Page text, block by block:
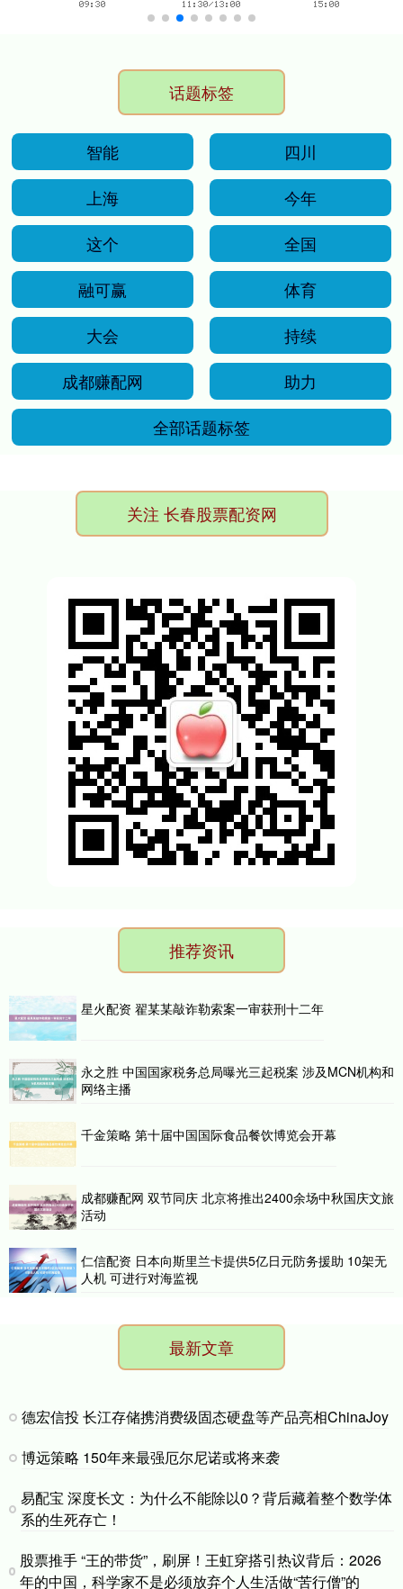
话题标签
智能
四川
上海
今年
这个
全国
融可赢
体育
大会
持续
成都赚配网
助力
全部话题标签
关注 长春股票配资网
推荐资讯
星火配资 翟某某敲诈勒索案一审获刑十二年
永之胜 中国国家税务总局曝光三起税案 涉及MCN机构和
网络主播
千金策略 第十届中国国际食品餐饮博览会开幕
成都赚配网 双节同庆 北京将推出2400余场中秋国庆文旅
活动
仁信配资 日本向斯里兰卡提供5亿日元防务援助 10架无
人机 可进行对海监视
最新文章
德宏信投 长江存储携消费级固态硬盘等产品亮相ChinaJoy
博远策略 150年来最强厄尔尼诺或将来袭
易配宝 深度长文：为什么不能除以0？背后藏着整个数学体
系的生死存亡！
股票推手 “王的带货”，刷屏！王虹穿搭引热议背后：2026
年的中国，科学家不是必须放弃个人生活做“苦行僧”的